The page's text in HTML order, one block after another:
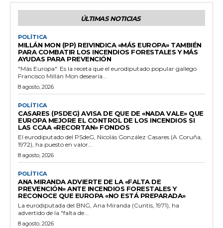
ÚLTIMAS NOTICIAS
POLÍTICA
MILLÁN MON (PP) REIVINDICA «MÁS EUROPA» TAMBIÉN
PARA COMBATIR LOS INCENDIOS FORESTALES Y MÁS
AYUDAS PARA PREVENCIÓN
"Más Europa". Es la receta que el eurodiputado popular gallego
Francisco Millán Mon desearía...
8 agosto, 2026
POLÍTICA
CASARES (PSDEG) AVISA DE QUE DE «NADA VALE» QUE
EUROPA MEJORE EL CONTROL DE LOS INCENDIOS SI
LAS CCAA «RECORTAN» FONDOS
El eurodiputado del PSdeG, Nicolás González Casares (A Coruña,
1972), ha puesto en valor...
8 agosto, 2026
POLÍTICA
ANA MIRANDA ADVIERTE DE LA «FALTA DE
PREVENCIÓN» ANTE INCENDIOS FORESTALES Y
RECONOCE QUE EUROPA «NO ESTÁ PREPARADA»
La eurodiputada del BNG, Ana Miranda (Cuntis, 1971), ha
advertido de la "falta de...
8 agosto, 2026